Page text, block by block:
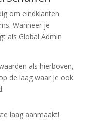
om eindklanten
Wanneer je
als Global Admin
als hierboven,
de laag waar je ook
laag aanmaakt!